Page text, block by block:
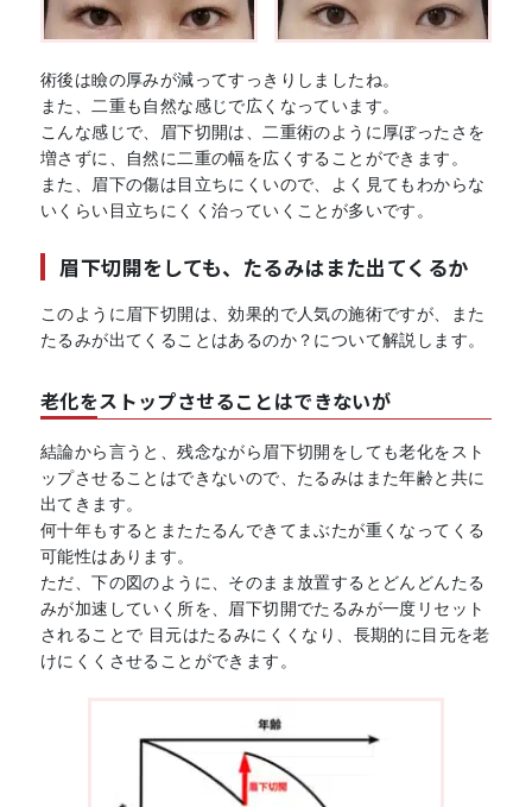
術後は瞼の厚みが減ってすっきりしましたね。
また、二重も自然な感じで広くなっています。
こんな感じで、眉下切開は、二重術のように厚ぼったさを
増さずに、自然に二重の幅を広くすることができます。
また、眉下の傷は目立ちにくいので、よく見てもわからな
いくらい目立ちにくく治っていくことが多いです。
眉下切開をしても、たるみはまた出てくるか
このように眉下切開は、効果的で人気の施術ですが、また
たるみが出てくることはあるのか？について解説します。
老化をストップさせることはできないが
結論から言うと、残念ながら眉下切開をしても老化をスト
ップさせることはできないので、たるみはまた年齢と共に
出てきます。
何十年もするとまたたるんできてまぶたが重くなってくる
可能性はあります。
ただ、下の図のように、そのまま放置するとどんどんたる
みが加速していく所を、眉下切開でたるみが一度リセット
されることで 目元はたるみにくくなり、長期的に目元を老
けにくくさせることができます。